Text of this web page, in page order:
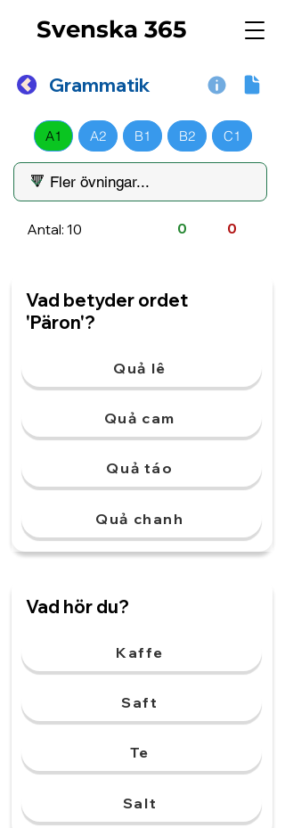
Svenska 365
Grammatik
A1 A2 B1 B2 C1
Antal: 10 0 0
Vad betyder ordet
'Päron'?
Quả lê
Quả cam
Quả táo
Quả chanh
Vad hör du?
Kaffe
Saft
Te
Salt